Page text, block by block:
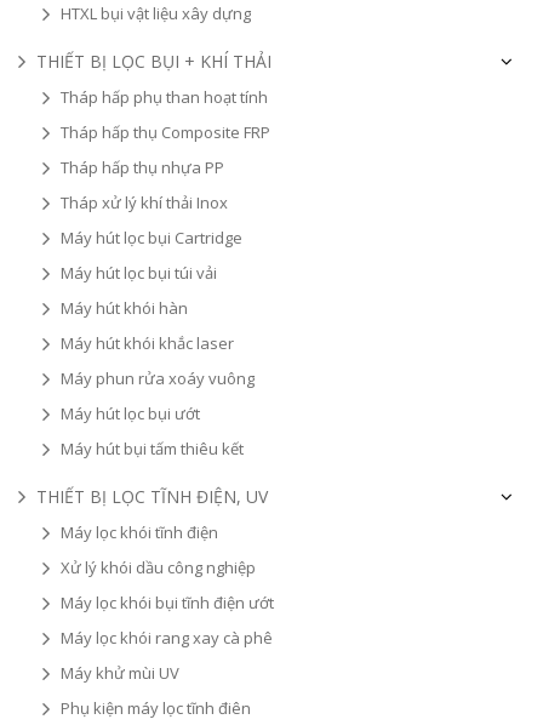
HTXL bụi vật liệu xây dựng
THIẾT BỊ LỌC BỤI + KHÍ THẢI
Tháp hấp phụ than hoạt tính
Tháp hấp thụ Composite FRP
Tháp hấp thụ nhựa PP
Tháp xử lý khí thải Inox
Máy hút lọc bụi Cartridge
Máy hút lọc bụi túi vải
Máy hút khói hàn
Máy hút khói khắc laser
Máy phun rửa xoáy vuông
Máy hút lọc bụi ướt
Máy hút bụi tấm thiêu kết
THIẾT BỊ LỌC TĨNH ĐIỆN, UV
Máy lọc khói tĩnh điện
Xử lý khói dầu công nghiệp
Máy lọc khói bụi tĩnh điện ướt
Máy lọc khói rang xay cà phê
Máy khử mùi UV
Phụ kiện máy lọc tĩnh điên